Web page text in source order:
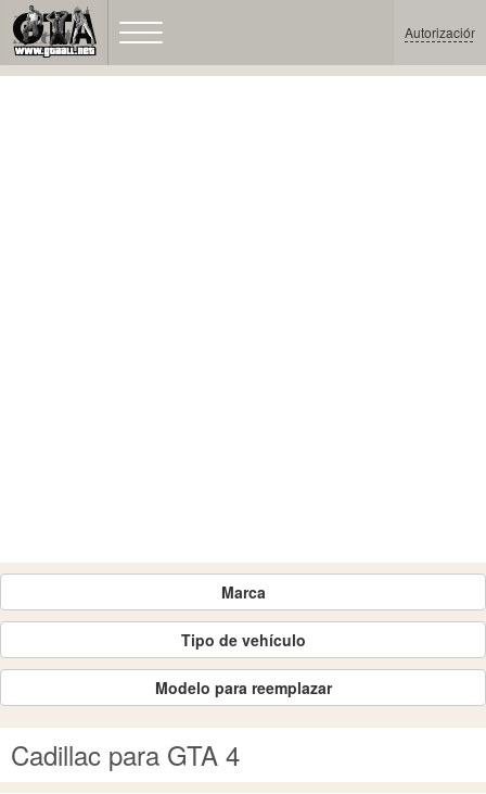
Autorización
Marca
Tipo de vehículo
Modelo para reemplazar
Cadillac para GTA 4